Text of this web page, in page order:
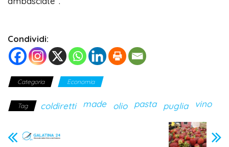
Condividi:
Categoria Economia
Tag coldiretti made olio pasta puglia vino